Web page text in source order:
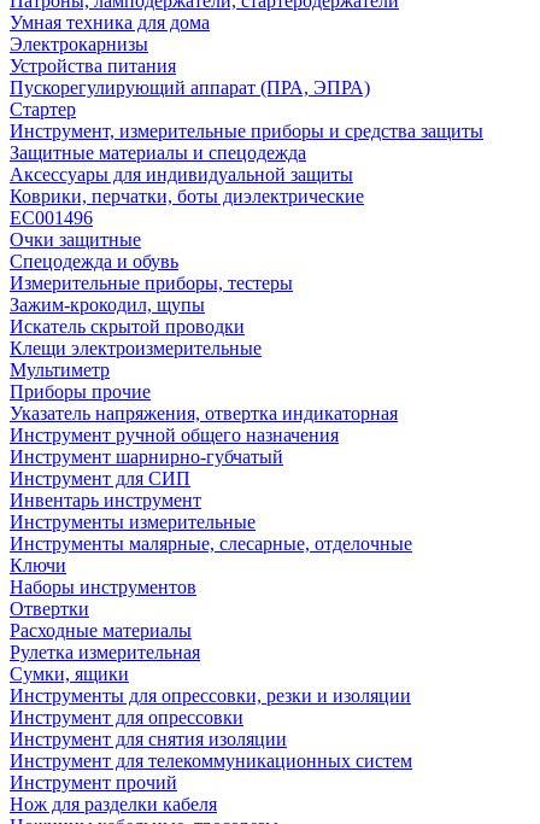
Умная техника для дома
Электрокарнизы
Устройства питания
Пускорегулирующий аппарат (ПРА, ЭПРА)
Стартер
Инструмент, измерительные приборы и средства защиты
Защитные материалы и спецодежда
Аксессуары для индивидуальной защиты
Коврики, перчатки, боты диэлектрические
EC001496
Очки защитные
Спецодежда и обувь
Измерительные приборы, тестеры
Зажим-крокодил, щупы
Искатель скрытой проводки
Клещи электроизмерительные
Мультиметр
Приборы прочие
Указатель напряжения, отвертка индикаторная
Инструмент ручной общего назначения
Инструмент шарнирно-губчатый
Инструмент для СИП
Инвентарь инструмент
Инструменты измерительные
Инструменты малярные, слесарные, отделочные
Ключи
Наборы инструментов
Отвертки
Расходные материалы
Рулетка измерительная
Сумки, ящики
Инструменты для опрессовки, резки и изоляции
Инструмент для опрессовки
Инструмент для снятия изоляции
Инструмент для телекоммуникационных систем
Инструмент прочий
Нож для разделки кабеля